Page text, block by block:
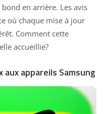
en arrière. Les avis
où chaque mise à jour
Comment cette
accueillie?
aux appareils Samsung